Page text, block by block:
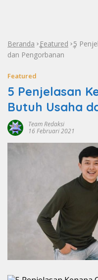
Beranda »Featured »
5
dan Pengorbanan
Featured
5 Penjelasan
Butuh Usaha
Team Redaksi
16 Februari 2021